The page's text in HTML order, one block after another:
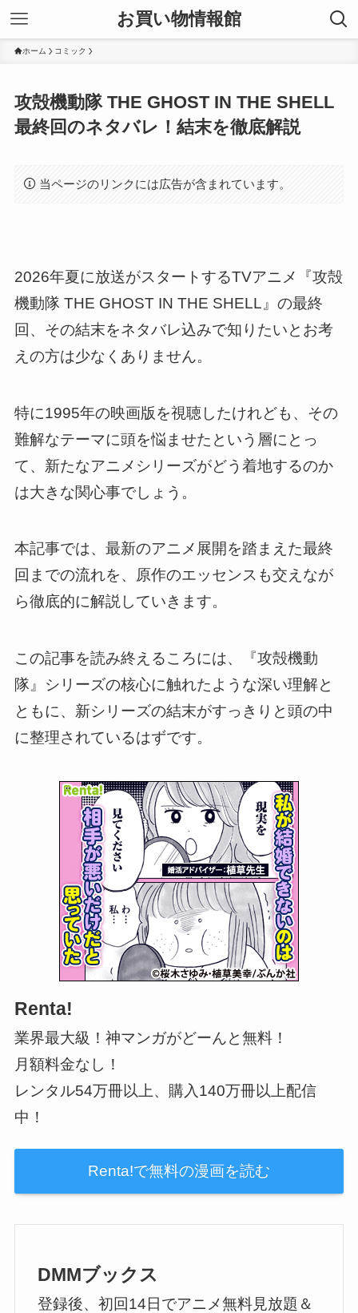
お買い物情報館
ホーム コミック
攻殻機動隊 THE GHOST IN THE SHELL
最終回のネタバレ！結末を徹底解説
当ページのリンクには広告が含まれています。
2026年夏に放送がスタートするTVアニメ『攻殻
機動隊 THE GHOST IN THE SHELL』の最終
回、その結末をネタバレ込みで知りたいとお考
えの方は少なくありません。
特に1995年の映画版を視聴したけれども、その
難解なテーマに頭を悩ませたという層にとっ
て、新たなアニメシリーズがどう着地するのか
は大きな関心事でしょう。
本記事では、最新のアニメ展開を踏まえた最終
回までの流れを、原作のエッセンスも交えなが
ら徹底的に解説していきます。
この記事を読み終えるころには、『攻殻機動
隊』シリーズの核心に触れたような深い理解と
ともに、新シリーズの結末がすっきりと頭の中
に整理されているはずです。
Renta!
業界最大級！神マンガがどーんと無料！
月額料金なし！
レンタル54万冊以上、購入140万冊以上配信
中！
Renta!で無料の漫画を読む
DMMブックス
登録後、初回14日でアニメ無料見放題＆